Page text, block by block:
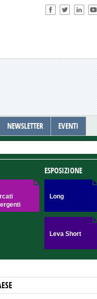
NEWSLETTER EVENTI
ESPOSIZIONE
Long
Leva Short